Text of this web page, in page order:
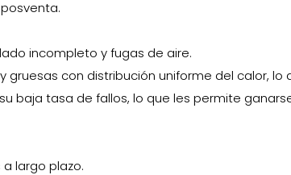
incompleto y fugas de aire.
con distribución uniforme del calor, lo
baja tasa de fallos, lo que les permite
largo plazo.